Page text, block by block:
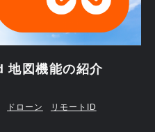
図機能の紹介
ドローン
リモートID